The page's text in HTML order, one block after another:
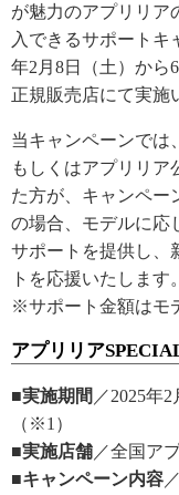
が魅力のアプリリア
入できるサポートキ
年2月8日（土）から
正規販売店にて実施
当キャンペーンでは
もしくはアプリリア
た方が、キャンペー
の場合、モデルに応
サポートを提供し、
トを応援いたします。
※サポート金額はモ
アプリリア
■実施期間 ／2025年
（※1）
■実施店舗 ／全国ア
■キャンペーン内容